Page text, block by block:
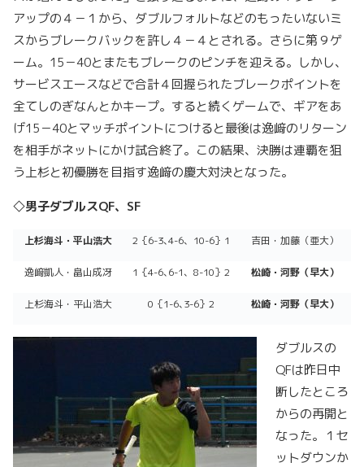
アップの４－１から、ダブルフォルトなどのもったいないミ
スからブレークバックを許し４－４とされる。さらに第９ゲ
ーム。15－40とまたもブレークのピンチを迎える。しかし、
サービスエースなどで合計４回握られたブレークポイントを
全てしのぎなんとかキープ。すると続くゲームで、ギアをあ
げ15－40とマッチポイントにつけると最後は逸﨑のリターン
を相手がネットにかけ試合終了。この結果、決勝は連覇を狙
う上杉と初優勝を目指す逸﨑の慶大対決となった。
◇男子ダブルスQF、SF
上杉海斗・平山浩大 2｛6-3､4-6、10-6｝1 吉田・加藤（亜大）
逸﨑凱人・畠山成冴 1｛4-6､6-1、8-10｝2 松崎・河野（早大）
上杉海斗・平山浩大 0｛1-6､3-6｝2 松崎・河野（早大）
ダブルスの
QFは昨日中
断したところ
からの再開と
なった。１セ
ットダウンか